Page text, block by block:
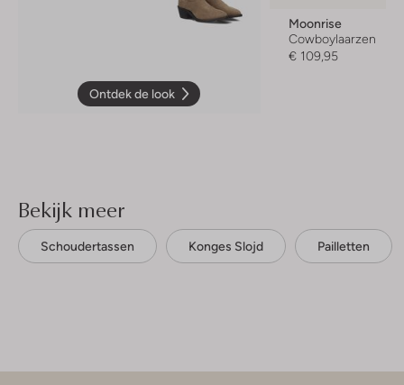
Ontdek de look
Moonrise
Cowboylaarzen
€ 109,95
Bekijk meer
Schoudertassen Konges Slojd Pailletten